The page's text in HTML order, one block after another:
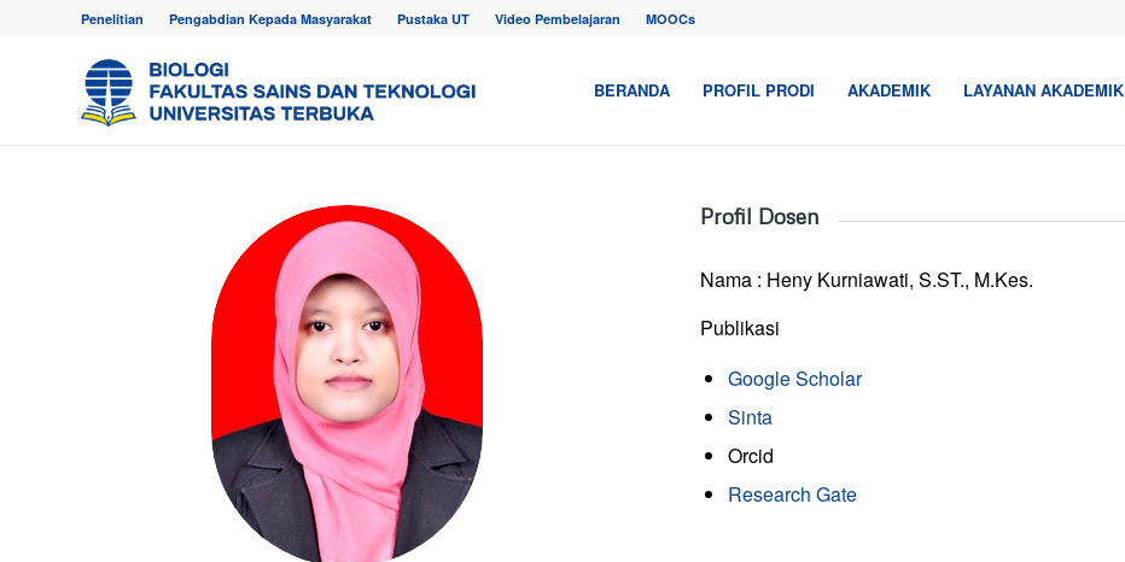
Penelitian Pengabdian Kepada Masyarakat Pustaka UT Video Pembelajaran MOOCs
BERANDA PROFIL PRODI AKADEMIK LAYANAN AKADEMIK
Profil Dosen
Nama : Heny Kurniawati, S.ST., M.Kes.
Publikasi
Google Scholar
Sinta
Orcid
Research Gate